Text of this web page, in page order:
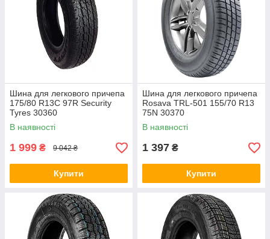
Шина для легкового причепа
175/80 R13C 97R Security
Tyres 30360
В наявності
1 999 ₴ 9 042 ₴
Купити
Шина для легкового причепа
Rosava TRL-501 155/70 R13
75N 30370
В наявності
1 397 ₴
Купити